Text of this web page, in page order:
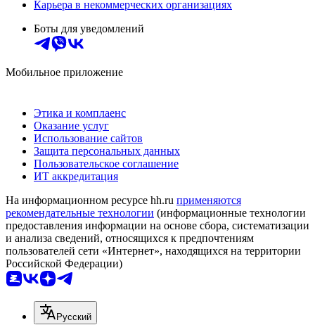
Карьера в некоммерческих организациях
Боты для уведомлений
Мобильное приложение
Этика и комплаенс
Оказание услуг
Использование сайтов
Защита персональных данных
Пользовательское соглашение
ИТ аккредитация
На информационном ресурсе hh.ru применяются
рекомендательные технологии (информационные технологии
предоставления информации на основе сбора, систематизации
и анализа сведений, относящихся к предпочтениям
пользователей сети «Интернет», находящихся на территории
Российской Федерации)
Русский